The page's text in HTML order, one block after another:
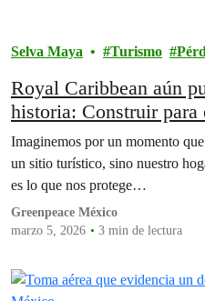
Selva Maya Turismo
Royal Caribbean aún
historia: Construir
rescatar y preservar
Imaginemos por un momento
un sitio turístico, sino nuestro
es lo que nos protege…
Greenpeace México
marzo 5, 2026
3 min de lectura